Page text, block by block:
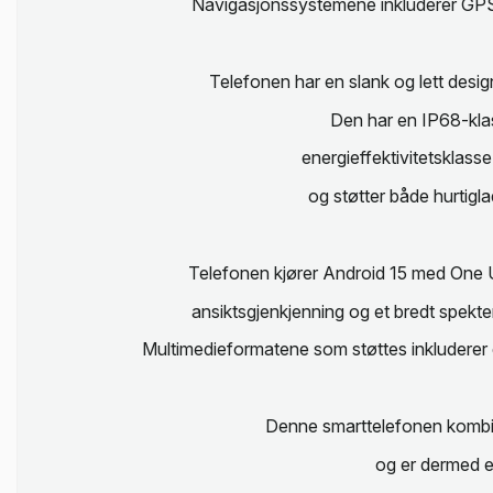
Navigasjonssystemene inkluderer
Telefonen har en slank og lett
Den har en IP68-
og støtter både
Telefonen kjører Android 15 med
ansiktsgjenkjenning og et bredt
Multimedieformatene som støttes
Denne smarttelefonen
og er dermed